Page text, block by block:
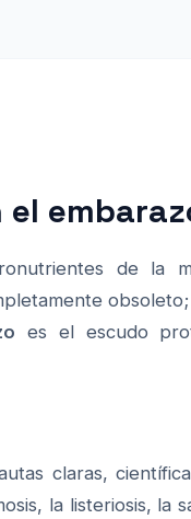
de la
es el escudo
claras,
la listeriosis, la